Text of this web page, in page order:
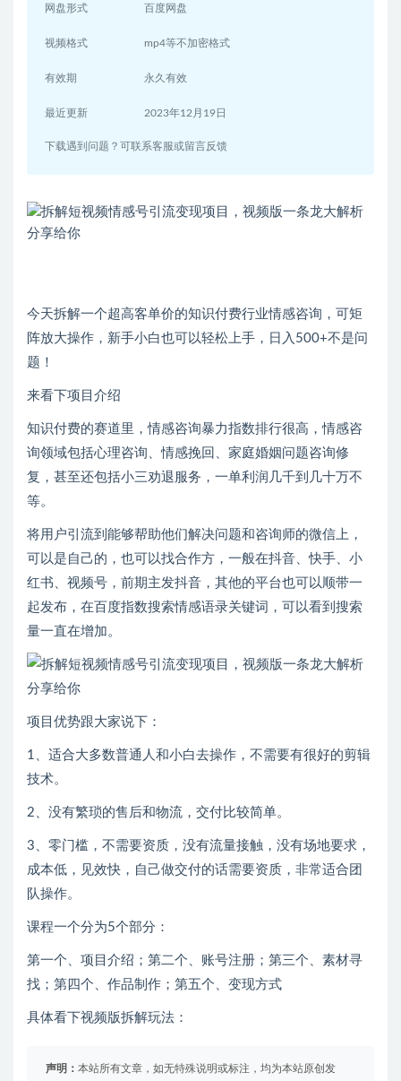
网盘形式 百度网盘
视频格式 mp4等不加密格式
有效期 永久有效
最近更新 2023年12月19日
下载遇到问题？可联系客服或留言反馈
今天拆解一个超高客单价的知识付费行业情感咨询，可矩
阵放大操作，新手小白也可以轻松上手，日入500+不是问
题！
来看下项目介绍
知识付费的赛道里，情感咨询暴力指数排行很高，情感咨
询领域包括心理咨询、情感挽回、家庭婚姻问题咨询修
复，甚至还包括小三劝退服务，一单利润几千到几十万不
等。
将用户引流到能够帮助他们解决问题和咨询师的微信上，
可以是自己的，也可以找合作方，一般在抖音、快手、小
红书、视频号，前期主发抖音，其他的平台也可以顺带一
起发布，在百度指数搜索情感语录关键词，可以看到搜索
量一直在增加。
项目优势跟大家说下：
1、适合大多数普通人和小白去操作，不需要有很好的剪辑
技术。
2、没有繁琐的售后和物流，交付比较简单。
3、零门槛，不需要资质，没有流量接触，没有场地要求，
成本低，见效快，自己做交付的话需要资质，非常适合团
队操作。
课程一个分为5个部分：
第一个、项目介绍；第二个、账号注册；第三个、素材寻
找；第四个、作品制作；第五个、变现方式
具体看下视频版拆解玩法：
声明： 本站所有文章，如无特殊说明或标注，均为本站原创发